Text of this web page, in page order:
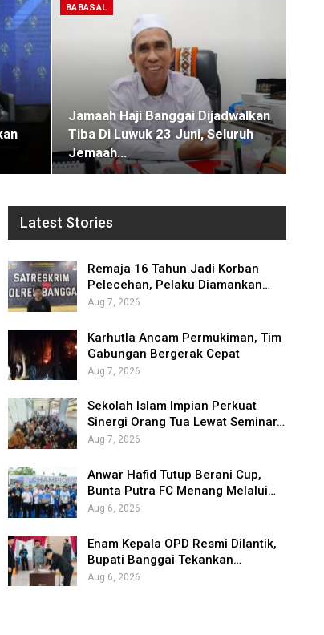
BABASAL
Jamaah Haji Banggai Dijadwalkan
Tiba Di Luwuk 23 Juni, Seluruh
Jemaah…
Latest Stories
Remaja 16 Tahun Jadi Korban
Pelecehan, Pelaku Diamankan…
Aug 7, 2026
Karhutla Ancam Permukiman, Tim
Gabungan Bergerak Cepat
Aug 7, 2026
Sekolah Islam Impian Perkuat
Sinergi Orang Tua Lewat Seminar…
Aug 7, 2026
Anwar Hafid Tutup Berani Cup,
Bunta Putra FC Menang Melalui…
Aug 6, 2026
Enam Kepala OPD Resmi Dilantik,
Bupati Banggai Tekankan…
Aug 6, 2026